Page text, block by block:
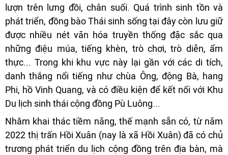
lượn trên lưng đồi, chân suối. Quá trình sinh tồn và
phát triển, đồng bào Thái sinh sống tại đây còn lưu giữ
được nhiều nét văn hóa truyền thống đặc sắc qua
những điệu múa, tiếng khèn, trò chơi, trò diễn, ẩm
thực... Trong khi khu vực này lại gần với các di tích,
danh thắng nổi tiếng như chùa Ông, động Bà, hang
Phi, hồ Vinh Quang, và có điều kiện để kết nối với Khu
Du lịch sinh thái cộng đồng Pù Luông...
Nhằm khai thác tiềm năng, thế mạnh sẵn có, từ năm
2022 thị trấn Hồi Xuân (nay là xã Hồi Xuân) đã có chủ
trương phát triển du lịch cộng đồng trên địa bàn, mà